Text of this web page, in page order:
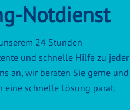
Notdienst
24 Stunden
und schnelle Hilfe zu jeder
an, wir beraten Sie gerne und
eine schnelle Lösung parat.